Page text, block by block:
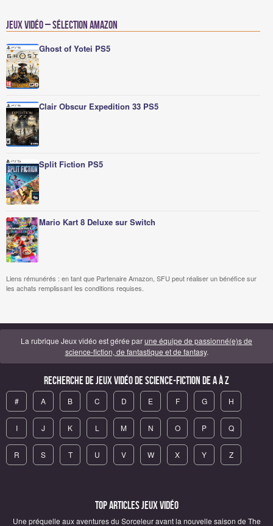
Jeux vidéo – Sélection Amazon
Ghost of Yotei PS5
Clair Obscur Expedition 33 PS5
Split Fiction PS5
Mario Kart 8 Deluxe sur Switch
Liens rémunérés : en tant que Partenaire Amazon, SFU peut réaliser un bénéfice sur
les achats remplissant les conditions requises.
La rubrique Jeux vidéo est gérée parune équipe de passionné(e)s de
science-fiction, de fantastique et de fantasy.
Recherche de Jeux vidéo de science-fiction de A à Z
# A B C D E F G H
I J K L M N O P Q
R S T U V W X Y Z
Top articles Jeux vidéo
Une préquelle aux aventures du Sorceleur avant la nouvelle saison de The